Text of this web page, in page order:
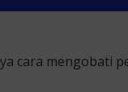
cara mengobati